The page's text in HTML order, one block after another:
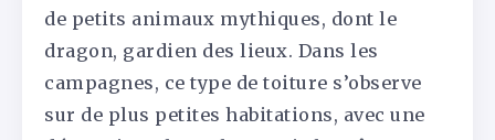
de petits animaux mythiques, dont le
dragon, gardien des lieux. Dans les
campagnes, ce type de toiture s’observe
sur de plus petites habitations, avec une